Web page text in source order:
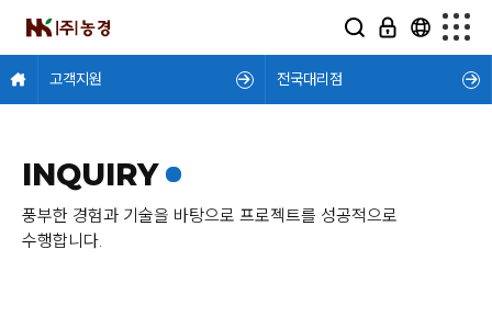
고객지원 전국대리점
INQUIRY
풍부한 경험과 기술을 바탕으로 프로젝트를 성공적으로
수행합니다.